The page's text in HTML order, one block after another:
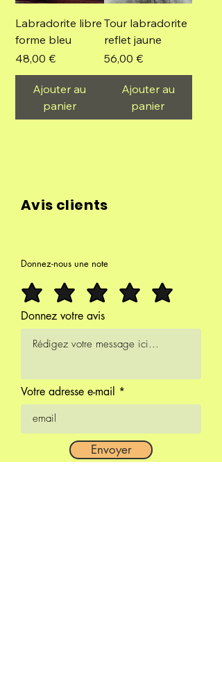
Labradorite libre
forme bleu
Prix
48,00 €
Ajouter au
panier
Tour labradorite
reflet jaune
Prix
56,00 €
Ajouter au
panier
Avis clients
Donnez-nous une note
Donnez votre avis
Votre adresse e-mail
Envoyer